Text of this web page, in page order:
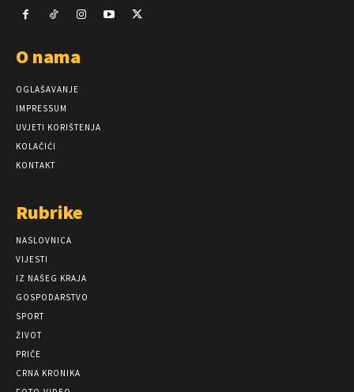
O nama
OGLAŠAVANJE
IMPRESSUM
UVJETI KORIŠTENJA
KOLAČIĆI
KONTAKT
Rubrike
NASLOVNICA
VIJESTI
IZ NAŠEG KRAJA
GOSPODARSTVO
SPORT
ŽIVOT
PRIČE
CRNA KRONIKA